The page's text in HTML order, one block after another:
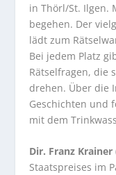
in Thörl/St. Ilgen.
begehen. Der
lädt zum
Bei jedem Platz
Rätselfragen, die
drehen. Über die
Geschichten und
mit dem
Dir. Franz Krainer
Staatspreises im